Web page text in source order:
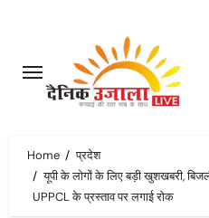
content
Home
प्रदेश
यूपी के लोगों के लिए बड़ी खुशखबरी,
UPPCL के प्रस्ताव पर लगाई रोक